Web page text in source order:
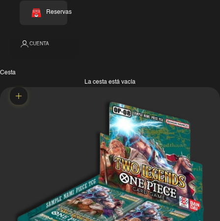
Reservas
CUENTA
Cesta
La cesta está vacía
Zoom